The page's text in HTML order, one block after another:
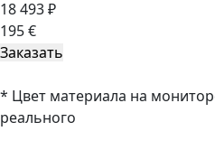
18 493 ₽
195 €
* Цвет материала на
реального